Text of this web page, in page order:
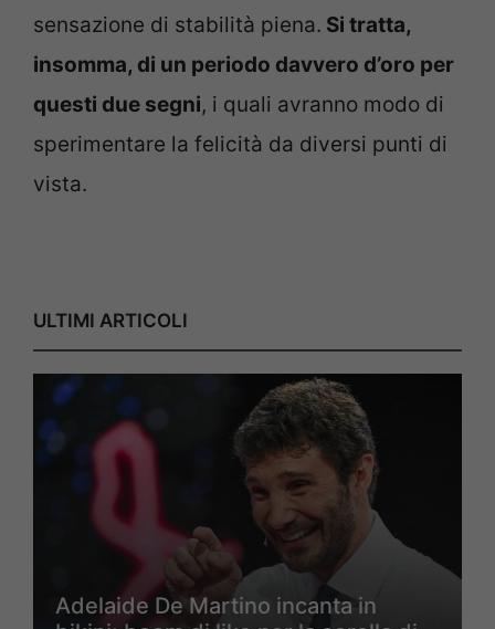
sensazione di stabilità piena. Si tratta,
insomma, di un periodo davvero d’oro per
questi due segni, i quali avranno modo di
sperimentare la felicità da diversi punti di
vista.
ULTIMI ARTICOLI
Adelaide De Martino incanta in